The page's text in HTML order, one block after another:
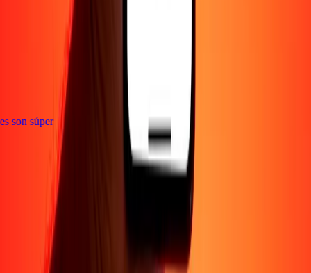
son súper
Blog Corporativo